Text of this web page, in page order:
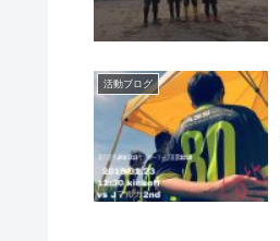
活動ブログ